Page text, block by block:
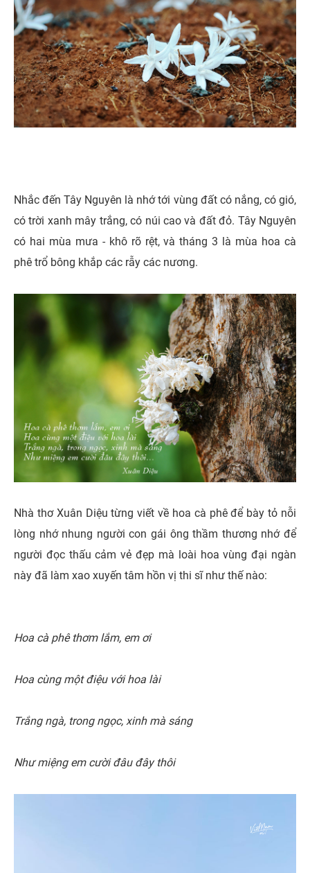
Nhắc đến Tây Nguyên là nhớ tới vùng đất có nắng, có gió,
có trời xanh mây trắng, có núi cao và đất đỏ. Tây Nguyên
có hai mùa mưa - khô rõ rệt, và tháng 3 là mùa hoa cà
phê trổ bông khắp các rẫy các nương.
Nhà thơ Xuân Diệu từng viết về hoa cà phê để bày tỏ nỗi
lòng nhớ nhung người con gái ông thầm thương nhớ để
người đọc thấu cảm vẻ đẹp mà loài hoa vùng đại ngàn
này đã làm xao xuyến tâm hồn vị thi sĩ như thế nào:
Hoa cà phê thơm lắm, em ơi
Hoa cùng một điệu với hoa lài
Trắng ngà, trong ngọc, xinh mà sáng
Như miệng em cười đâu đây thôi